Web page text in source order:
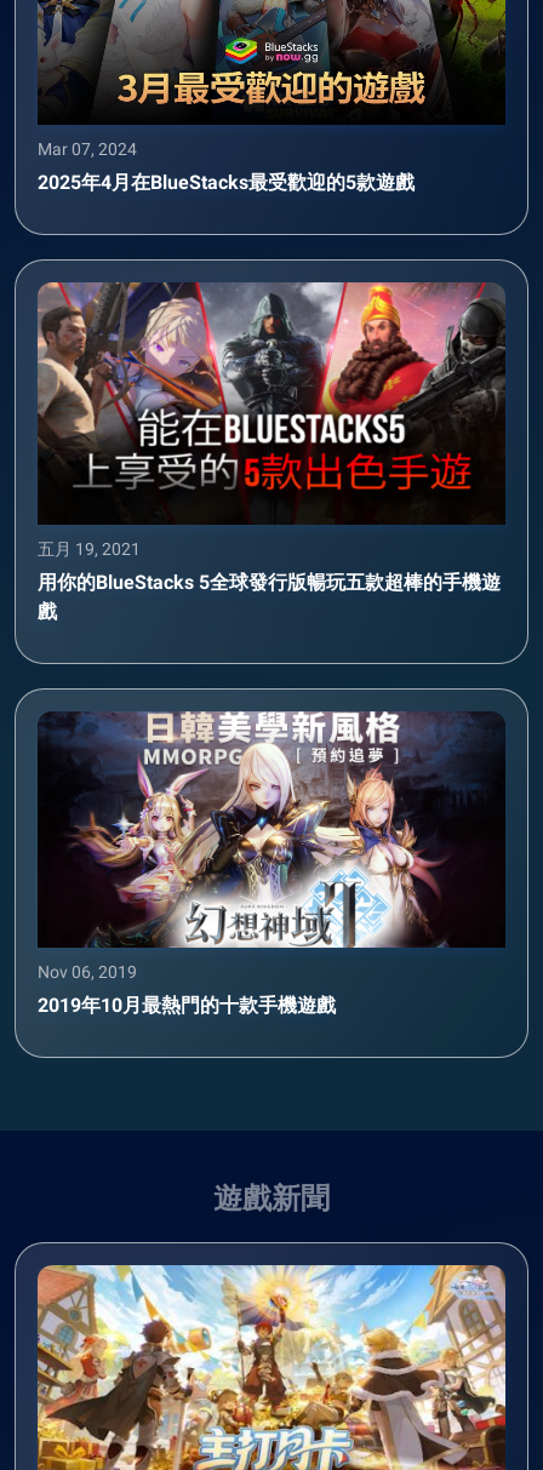
Mar 07, 2024
2025年4月在BlueStacks最受歡迎的5款遊戲
五月 19, 2021
用你的BlueStacks 5全球發行版暢玩五款超棒的手機遊
戲
Nov 06, 2019
2019年10月最熱門的十款手機遊戲
遊戲新聞